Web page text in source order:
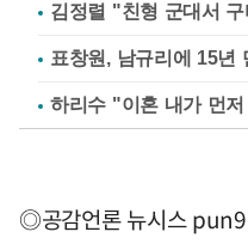
김정렬 "친형 군대서
표창원, 남규리에 15
하리수 "이혼 내가 먼
◎공감언론 뉴시스